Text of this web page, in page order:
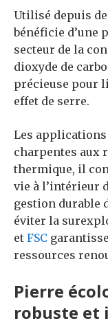
Utilisé depuis
bénéficie d’une
secteur de la
dioxyde de
précieuse pour
effet de serre.
Les
charpentes aux
thermique, il
vie à l’intérieur
gestion durable
éviter la
et FSC
ressources
Pierre
robuste et